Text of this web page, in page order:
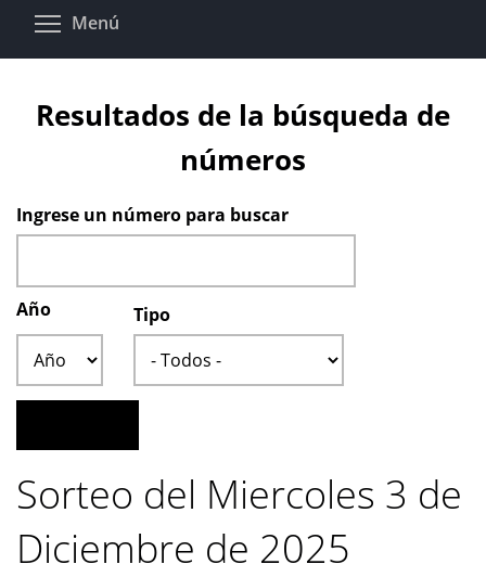
Pasar
Menú
Resultados de la búsqueda de
números
Ingrese un número para buscar
Año
Tipo
Sorteo del Miercoles 3 de
Diciembre de 2025